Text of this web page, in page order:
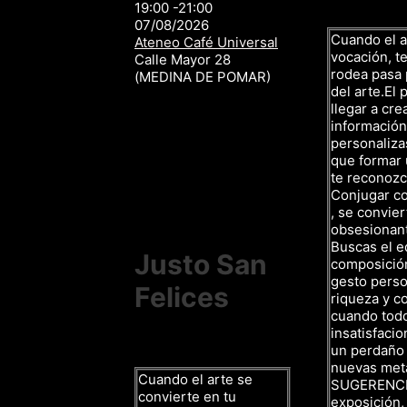
19:00 -21:00
07/08/2026
Ateneo Café Universal
Calle Mayor 28
(MEDINA DE POMAR)
Justo San
Felices
Cuando el arte se
convierte en tu
Cuando el
vocación,
rodea
del arte.El
llegar a
que formar
te
Conjugar
, se
Buscas el
gesto
riqueza y
cuando
un
nuevas